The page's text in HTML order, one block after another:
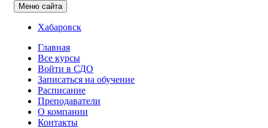
Меню сайта
Хабаровск
Главная
Все курсы
Войти в СДО
Записаться на обучение
Расписание
Преподаватели
О компании
Контакты